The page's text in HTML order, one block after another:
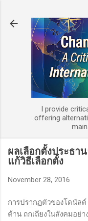
I provide
offering
ผลเลือกตั้งประธา
แก้วิธีเลือกตั้ง
November 28, 2016
การปรากฏตัวของโดนัล
ต้าน ถกเถียงในสังคมอย่